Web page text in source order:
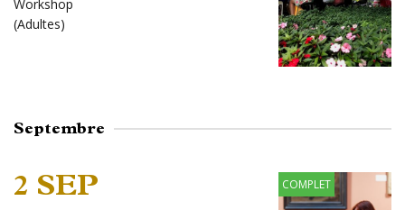
Workshop
(Adultes)
Septembre
2 SEP COMPLET